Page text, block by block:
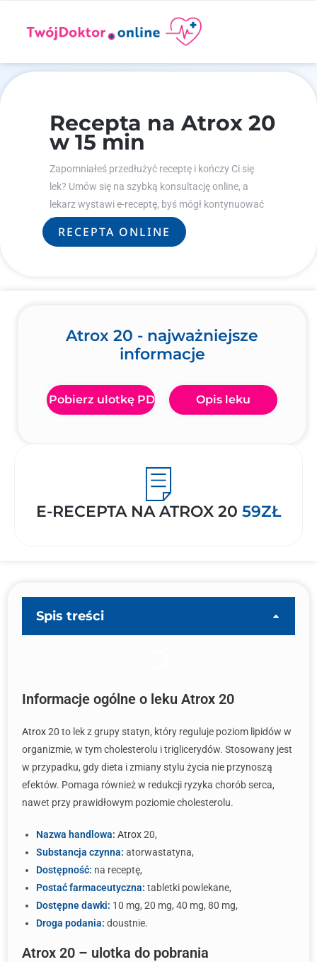
Recepta na Atrox 20
w 15 min
Zapomniałeś przedłużyć receptę i kończy Ci się
lek? Umów się na szybką konsultację online, a
lekarz wystawi e-receptę, byś mógł kontynuować
leczenie.
RECEPTA ONLINE
Atrox 20 - najważniejsze
informacje
Pobierz ulotkę PDF Opis leku
E-RECEPTA NA ATROX 20 59ZŁ
Spis treści
Informacje ogólne o leku Atrox 20
Atrox20 to lek z grupy statyn, który reguluje poziom lipidów w
organizmie, w tym cholesterolu i triglicerydów. Stosowany jest
w przypadku, gdy dieta i zmiany stylu życia nie przynoszą
efektów. Pomaga również w redukcji ryzyka chorób serca,
nawet przy prawidłowym poziomie cholesterolu.
Nazwa handlowa: Atrox20,
Substancja czynna: atorwastatyna,
Dostępność: na receptę,
Postać farmaceutyczna: tabletki powlekane,
Dostępne dawki: 10 mg, 20 mg, 40 mg, 80 mg,
Droga podania: doustnie.
Atrox 20 – ulotka do pobrania